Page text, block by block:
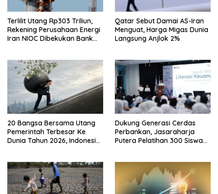
Terlilit Utang Rp303 Triliun,
Rekening Perusahaan Energi
Iran NIOC Dibekukan Bank
Qatar Sebut Damai AS-Iran
Menguat, Harga Migas Dunia
Langsung Anjlok 2%
20 Bangsa Bersama Utang
Pemerintah Terbesar Ke
Dunia Tahun 2026, Indonesia
Dukung Generasi Cerdas
Perbankan, Jasaraharja
Putera Pelatihan 300 Siswa